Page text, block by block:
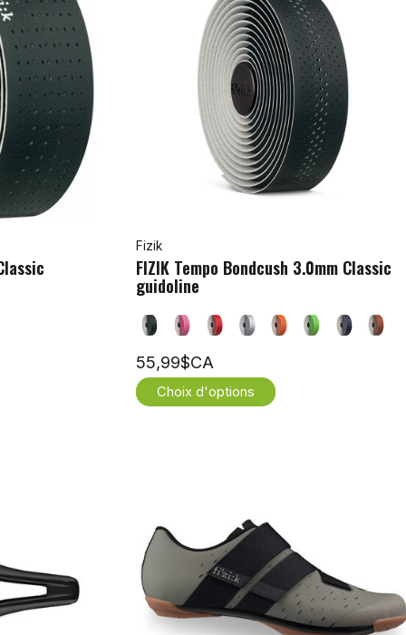
Fizik
FIZIK Tempo Bondcush 3.0mm Classic
guidoline
55,99$CA
Choix d'options